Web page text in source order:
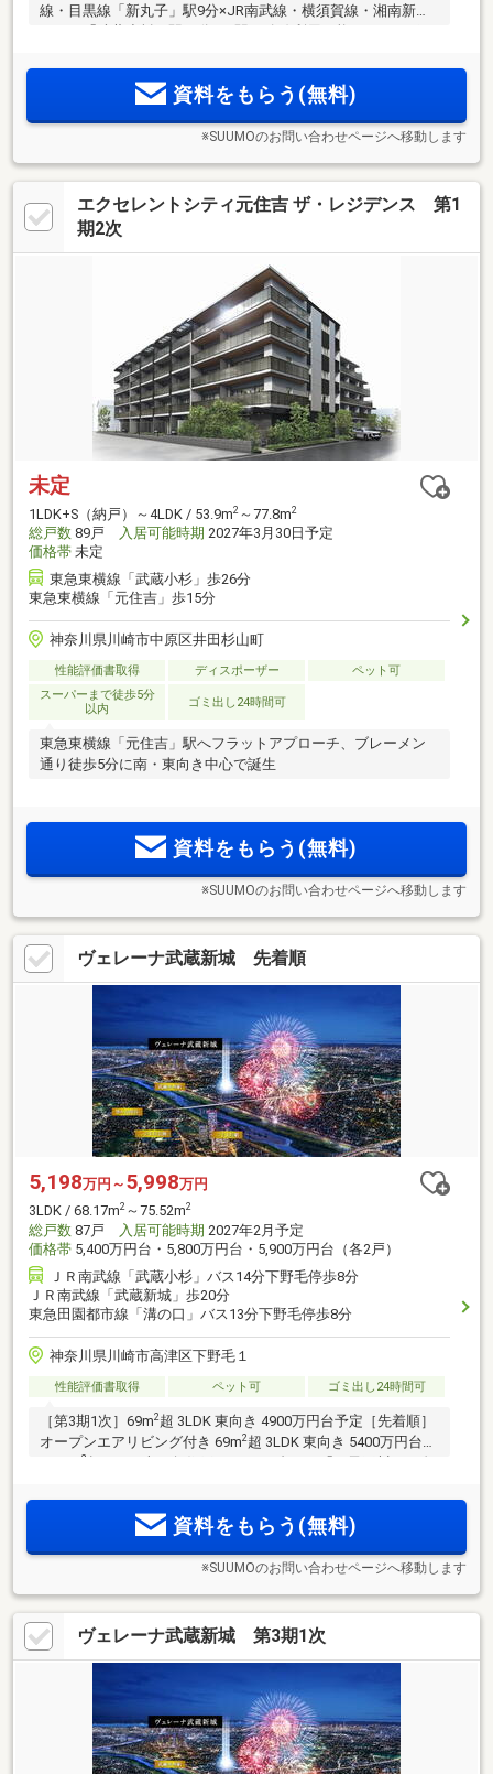
線・目黒線「新丸子」駅9分×JR南武線・横須賀線・湘南新宿
ライン「武蔵小杉」駅14分、2駅14路線利用可能。ディスポー
資料をもらう(無料)
※SUUMOのお問い合わせページへ移動します
エクセレントシティ元住吉 ザ・レジデンス 第1
期2次
未定
1LDK+S（納戸）～4LDK / 53.9m2 ～77.8m2
総戸数 89戸 入居可能時期 2027年3月30日予定
価格帯 未定
東急東横線「武蔵小杉」歩26分
東急東横線「元住吉」歩15分
神奈川県川崎市中原区井田杉山町
性能評価書取得 ディスポーザー
ペット可
スーパーまで徒歩5分
以内
ゴミ出し24時間可
東急東横線「元住吉」駅へフラットアプローチ、ブレーメン
通り徒歩5分に南・東向き中心で誕生
資料をもらう(無料)
※SUUMOのお問い合わせページへ移動します
ヴェレーナ武蔵新城 先着順
5,198万円～ 5,998万円
3LDK / 68.17m2 ～75.52m2
総戸数 87戸 入居可能時期 2027年2月予定
価格帯 5,400万円台・5,800万円台・5,900万円台（各2戸）
ＪＲ南武線「武蔵小杉」バス14分下野毛停歩8分
ＪＲ南武線「武蔵新城」歩20分
東急田園都市線「溝の口」バス13分下野毛停歩8分
神奈川県川崎市高津区下野毛１
性能評価書取得 ペット可 ゴミ出し24時間可
［第3期1次］69m2超 3LDK 東向き 4900万円台予定［先着順］
オープンエアリビング付き 69m2超 3LDK 東向き 5400万円台～
2
2分、「渋谷」が約10km圏。「多摩川」徒歩4分。ペット3匹
まで飼育可能。
資料をもらう(無料)
※SUUMOのお問い合わせページへ移動します
ヴェレーナ武蔵新城 第3期1次